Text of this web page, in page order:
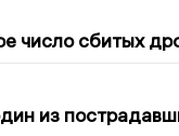
число сбитых
из